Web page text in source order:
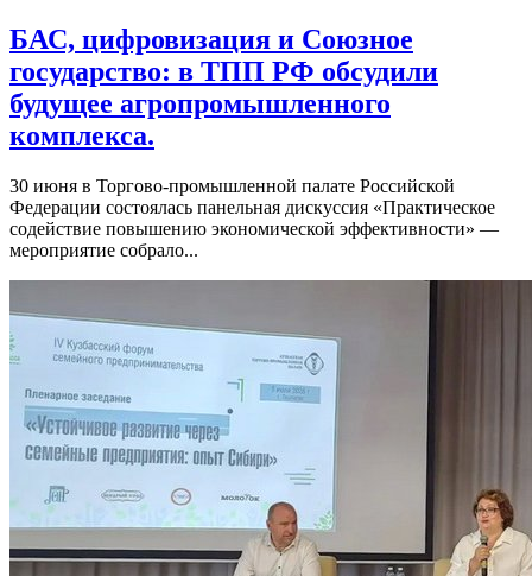
БАС, цифровизация и Союзное
государство: в ТПП РФ обсудили
будущее агропромышленного
комплекса.
30 июня в Торгово-промышленной палате Российской
Федерации состоялась панельная дискуссия «Практическое
содействие повышению экономической эффективности» —
мероприятие собрало...